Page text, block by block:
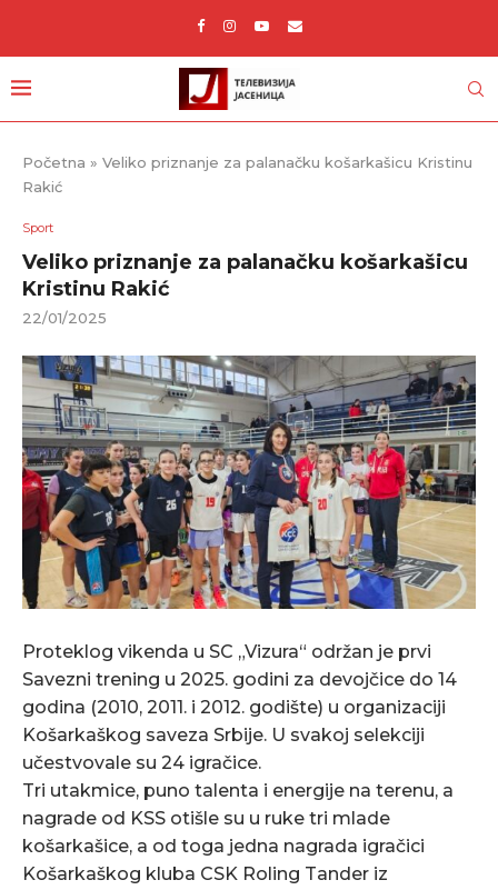
Početna » Veliko priznanje za palanačku košarkašicu Kristinu
Rakić
Sport
Veliko priznanje za palanačku košarkašicu
Kristinu Rakić
22/01/2025
Proteklog vikenda u SC „Vizura“ održan je prvi
Savezni trening u 2025. godini za devojčice do 14
godina (2010, 2011. i 2012. godište) u organizaciji
Košarkaškog saveza Srbije. U svakoj selekciji
učestvovale su 24 igračice.
Tri utakmice, puno talenta i energije na terenu, a
nagrade od KSS otišle su u ruke tri mlade
košarkašice, a od toga jedna nagrada igračici
Košarkaškog kluba CSK Roling Tander iz